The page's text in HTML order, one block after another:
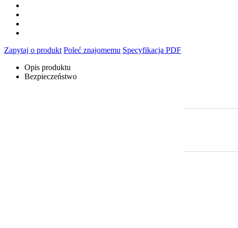
Zapytaj o produkt Poleć znajomemu Specyfikacja PDF
Opis produktu
Bezpieczeństwo